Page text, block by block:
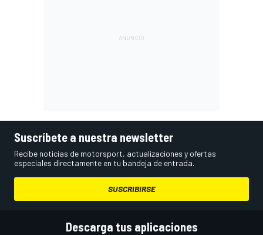
Suscríbete a nuestra newsletter
Recibe noticias de motorsport, actualizaciones y ofertas
especiales directamente en tu bandeja de entrada.
SUSCRIBIRSE
Descarga tus aplicaciones